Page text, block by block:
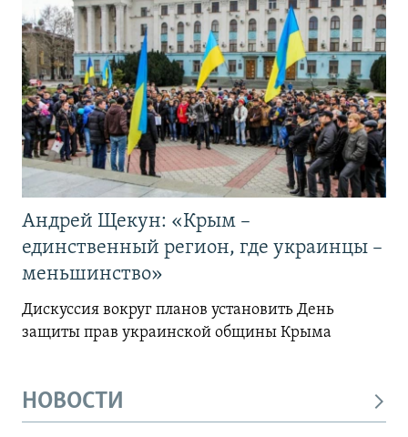
Андрей Щекун: «Крым –
единственный регион, где украинцы –
меньшинство»
Дискуссия вокруг планов установить День
защиты прав украинской общины Крыма
НОВОСТИ